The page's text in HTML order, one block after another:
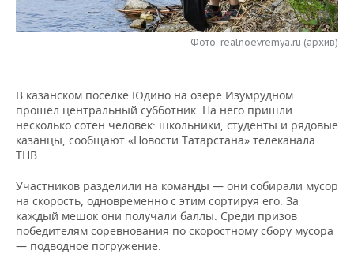
НЕФТЬ
ЭНЕРГЕТИКА
РОЗНИЧНАЯ ТОРГОВЛЯ
НОВОСТИ ТЕХНОЛОГИЙ
ТЕЛЕКОММУНИКАЦИИ
МЕРОПРИЯТИЯ
БИЗНЕС-БРАНЧИ
ONLINE-КОНФЕРЕНЦИИ
ОТКРЫТАЯ ЛЕКЦИЯ
ФУТБОЛ
ХОККЕЙ
БАСКЕТБОЛ
ВОЛЕЙБОЛ
НОВОСТИ ОБЩЕСТВА
ВЛАСТЬ
ИНФРАСТРУКТУРА
ИСТОРИЯ
ФОТОГАЛЕРЕЯ
СЮЖЕТЫ
СПРАВОЧНИК
СПИСОК ПЕРСОН
ПОЛНАЯ ВЕРСИЯ
Фото: realnoevremya.ru (архив)
В казанском поселке Юдино на озере Изумрудном
прошел центральный субботник. На него пришли
несколько сотен человек: школьники, студенты и рядовые
казанцы, сообщают «Новости Татарстана» телеканала
ТНВ.
Участников разделили на команды — они собирали мусор
на скорость, одновременно с этим сортируя его. За
каждый мешок они получали баллы. Среди призов
победителям соревнования по скоростному сбору мусора
— подводное погружение.